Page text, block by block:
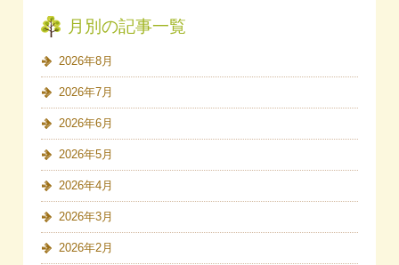
月別の記事一覧
2026年8月
2026年7月
2026年6月
2026年5月
2026年4月
2026年3月
2026年2月